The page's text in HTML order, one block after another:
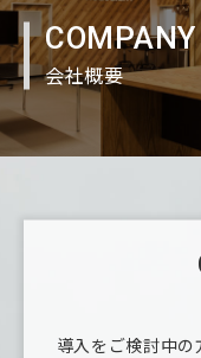
COMPANY
会社概要
導入をご検討中